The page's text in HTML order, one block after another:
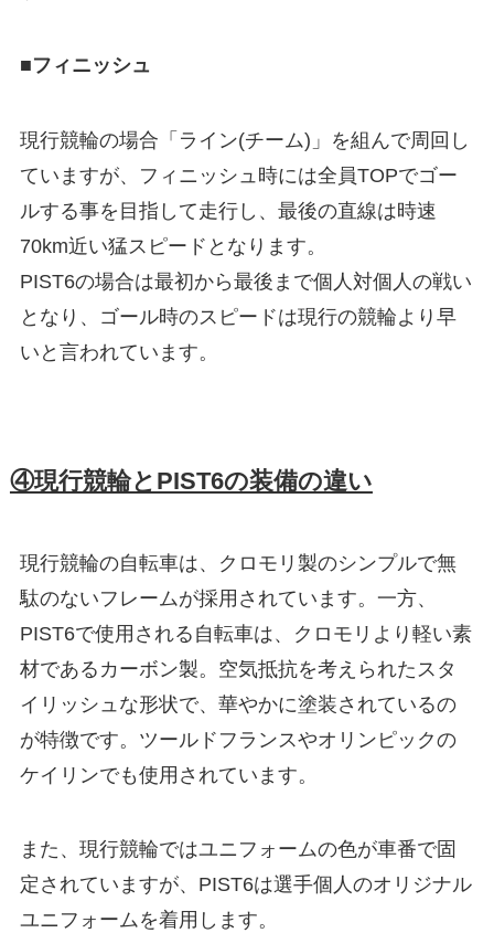
■フィニッシュ
現行競輪の場合「ライン(チーム)」を組んで周回し
ていますが、フィニッシュ時には全員TOPでゴー
ルする事を目指して走行し、最後の直線は時速
70km近い猛スピードとなります。
PIST6の場合は最初から最後まで個人対個人の戦い
となり、ゴール時のスピードは現行の競輪より早
いと言われています。
④現行競輪とPIST6の装備の違い
現行競輪の自転車は、クロモリ製のシンプルで無
駄のないフレームが採用されています。一方、
PIST6で使用される自転車は、クロモリより軽い素
材であるカーボン製。空気抵抗を考えられたスタ
イリッシュな形状で、華やかに塗装されているの
が特徴です。ツールドフランスやオリンピックの
ケイリンでも使用されています。
また、現行競輪ではユニフォームの色が車番で固
定されていますが、PIST6は選手個人のオリジナル
ユニフォームを着用します。